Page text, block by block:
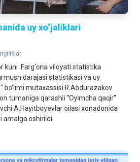
uy xo‘jaliklari
kuni Farg‘ona viloyati statistika
darajasi statistikasi va uy
bo‘limi mutaxassisi R.Abdurazakov
tumaniga qarashli “Oyimcha qaqir”
A.Hayitboyevlar oilasi xonadonida
amalga oshirildi.